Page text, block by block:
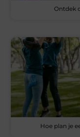
Ontdek
Hoe plan je